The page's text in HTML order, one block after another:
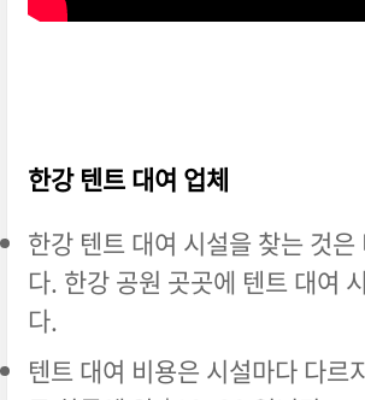
한강 텐트 대여 업체
한강 텐트 대여 시설을 찾는 것은
다. 한강 공원 곳곳에 텐트 대여
다.
텐트 대여 비용은 시설마다 다르